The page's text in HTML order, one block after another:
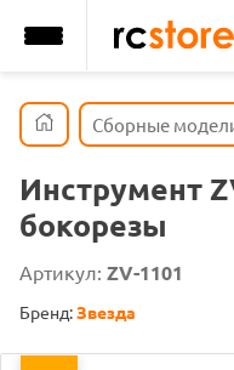
Сборные
Инструмент
бокорезы
Артикул: ZV-1101
Бренд:Звезда